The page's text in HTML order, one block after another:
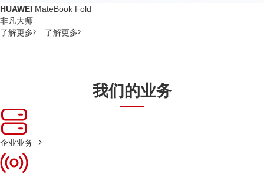
HUAWEI MateBook Fold
非凡大师
了解更多
了解更多
我们的业务
企业业务